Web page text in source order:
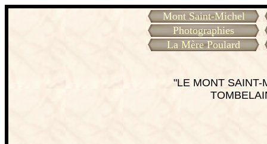
Mont Saint-Michel
Photographies
La Mère Poulard
"LE MONT SAINT-